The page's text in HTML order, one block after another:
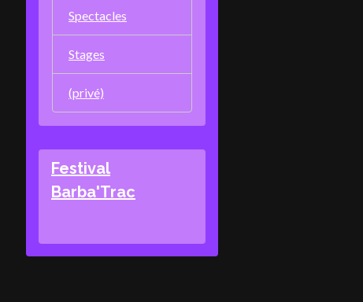
Spectacles
Stages
(privé)
Festival
Barba'Trac